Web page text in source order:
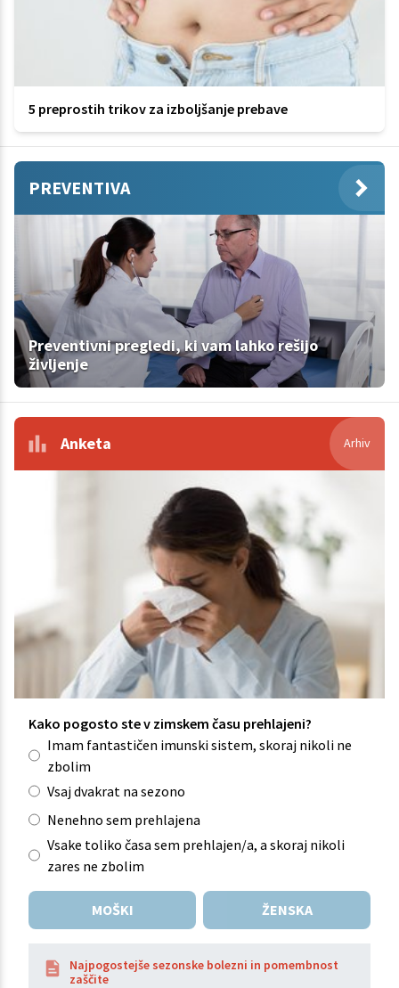
5 preprostih trikov za izboljšanje prebave
PREVENTIVA
Preventivni pregledi, ki vam lahko rešijo
življenje
Anketa Arhiv
Kako pogosto ste v zimskem času prehlajeni?
Imam fantastičen imunski sistem, skoraj nikoli ne
zbolim
Vsaj dvakrat na sezono
Nenehno sem prehlajena
Vsake toliko časa sem prehlajen/a, a skoraj nikoli
zares ne zbolim
MOŠKI ŽENSKA
Najpogostejše sezonske bolezni in pomembnost
zaščite